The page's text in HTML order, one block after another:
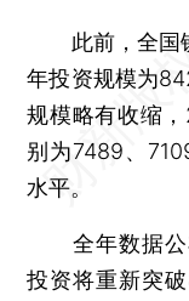
此前，全国铁
年投资规模为
规模略有收缩
别为7489、
水平。
全年数据公
投资将重新突